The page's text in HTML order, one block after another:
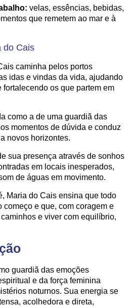
velas, essências, bebidas,
que remetem ao mar e à
do Cais
caminha pelos portos
idas e vindas da vida, ajudando
os que partem em
como a de uma guardiã das
momentos de dúvida e conduz
novos horizontes.
sua presença através de sonhos
em locais inesperados,
de águas em movimento.
Maria do Cais ensina que todo
começo e que, com coragem e
e viver com equilíbrio,
guardiã das emoções
e da força feminina
noturnos. Sua energia se
acolhedora e direta,